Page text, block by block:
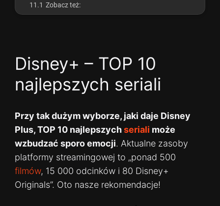
11.1 Zobacz też:
Disney+ – TOP 10
najlepszych seriali
Przy tak dużym wyborze, jaki daje Disney
Plus, TOP 10 najlepszychseriali może
wzbudzać sporo emocji. Aktualne zasoby
platformy streamingowej to „ponad 500
filmów, 15 000 odcinków i 80 Disney+
Originals”. Oto nasze rekomendacje!